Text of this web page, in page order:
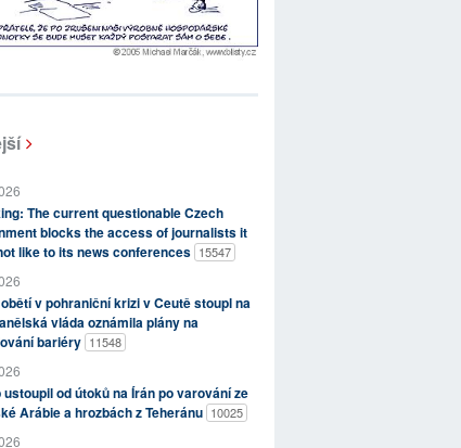
The current questionable Czech
blocks the access of journalists it
like to its news conferences 15547
v pohraniční krizi v Ceutě stoupl na
vláda oznámila plány na
bariéry 11548
ustoupil od útoků na Írán po varování ze
Arábie a hrozbách z Teheránu 10025